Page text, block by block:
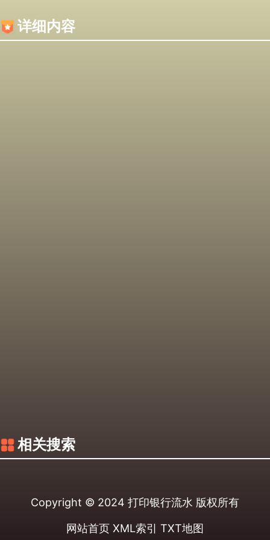
详细内容
相关搜索
Copyright © 2024 打印银行流水 版权所有
网站首页 XML索引 TXT地图